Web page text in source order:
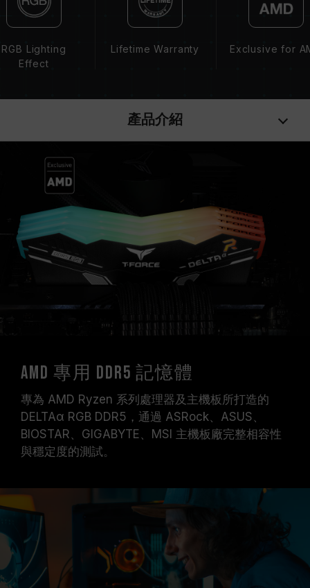
若未啟用 XMP（Intel）或 EXPO（AMD），記
憶體將以 SPD 預設頻率（JEDEC 標準）運行，
產品瑕疵。
超頻行為（如啟用 XMP / EXPO 設定）屬於非
JEDEC 標準規範，可能影響系統穩定性。若因超
頻導致系統不穩定，請回復 BIOS 預設值。
記憶體模組的標示頻率為最高可達頻率，並非所有
系統都能達成。
請確認您的主機板與處理器支援對應的超頻技術
（XMP / EXPO），否則記憶體可能無法達到標示
的超頻頻率。
十銓科技的記憶體模組皆在正常電壓情況下進行驗
證，若有處理器或主機板故障狀況，請聯繫處理器
RGB Lighting
Effect
Lifetime Warranty Exclusive for
產品介紹
AMD 專用 DDR5 記憶體
專為 AMD Ryzen 系列處理器及主機板所打造的
DELTAα RGB DDR5，通過 ASRock、ASUS、
BIOSTAR、GIGABYTE、MSI 主機板廠完整相容性
與穩定度的測試。